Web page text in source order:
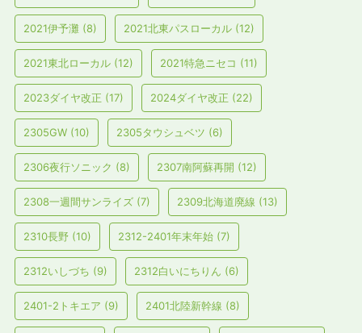
2021伊予灘 (8) 2021北東パスローカル (12)
2021東北ローカル (12) 2021特急ニセコ (11)
2023ダイヤ改正 (17) 2024ダイヤ改正 (22)
2305GW (10) 2305タウシュベツ (6)
2306夜行ソニック (8) 2307南阿蘇再開 (12)
2308一週間サンライズ (7) 2309北海道廃線 (13)
2310長野 (10) 2312-2401年末年始 (7)
2312いしづち (9) 2312白いにちりん (6)
2401-2トキエア (9) 2401北陸新幹線 (8)